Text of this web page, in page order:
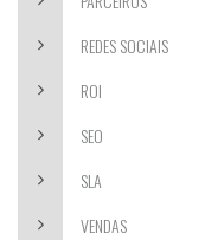
REDES SOCIAIS
ROI
SEO
SLA
VENDAS